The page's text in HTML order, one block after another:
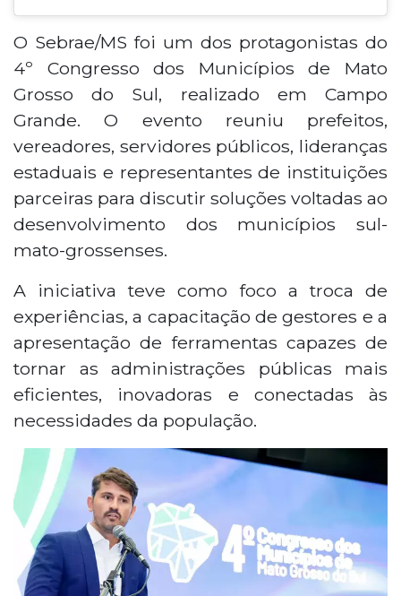
O Sebrae/MS foi um dos protagonistas do
4º Congresso dos Municípios de Mato
Grosso do Sul, realizado em Campo
Grande. O evento reuniu prefeitos,
vereadores, servidores públicos, lideranças
estaduais e representantes de instituições
parceiras para discutir soluções voltadas ao
desenvolvimento dos municípios sul-
mato-grossenses.
A iniciativa teve como foco a troca de
experiências, a capacitação de gestores e a
apresentação de ferramentas capazes de
tornar as administrações públicas mais
eficientes, inovadoras e conectadas às
necessidades da população.